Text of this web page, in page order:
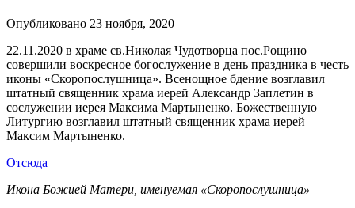
Опубликовано 23 ноября, 2020
22.11.2020 в храме св.Николая Чудотворца пос.Рощино
совершили воскресное богослужение в день праздника в честь
иконы «Скоропослушница». Всенощное бдение возглавил
штатный священник храма иерей Александр Заплетин в
сослужении иерея Максима Мартыненко. Божественную
Литургию возглавил штатный священник храма иерей
Максим Мартыненко.
Отсюда
Икона Божией Матери, именуемая «Скоропослушница» —